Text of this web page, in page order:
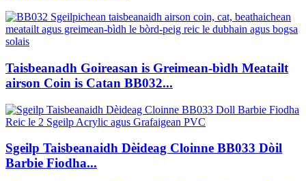
Taisbeanadh Goireasan is Greimean-bìdh Meatailt
airson Coin is Catan BB032...
Sgeilp Taisbeanaidh Dèideag Cloinne BB033 Dòil
Barbie Fiodha...